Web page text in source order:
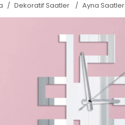
Dekoratif Saatler Ayna Saatler